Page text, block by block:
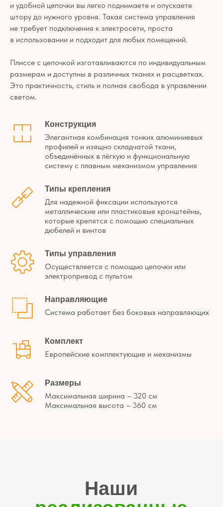
и удобной цепочки вы легко поднимаете и опускаете
штору до нужного уровня. Такая система управления
не требует подключения к электросети, проста
в использовании и подходит для любых помещений.
Плиссе с цепочкой изготавливаются по индивидуальным
размерам и доступны в различных тканях и расцветках.
Это практичность, стиль и полная свобода в управлении
светом.
Конструкция
Элегантная комбинация тонких алюминиевых
профилей и изящно складчатой ткани,
объединённых в лёгкую и функциональную
систему с плавным механизмом управления
Типы крепления
Для надежной фиксации используются
металлические или пластиковые кронштейны,
которые крепятся с помощью специальных
дюбелей и винтов
Типы управления
Осуществляется с помощью цепочки или
электропривод с пультом
Направляющие
Система работает без боковых направляющих
Комплект
Европейские комплектующие и механизмы
Размеры
Максимальная ширина – 320 см
Максимальная высота – 360 см
Наши
реализованные
проекты
Показываем, как шторы Fabryka
решают задачи клиентов—
в интерьере, а не в теории